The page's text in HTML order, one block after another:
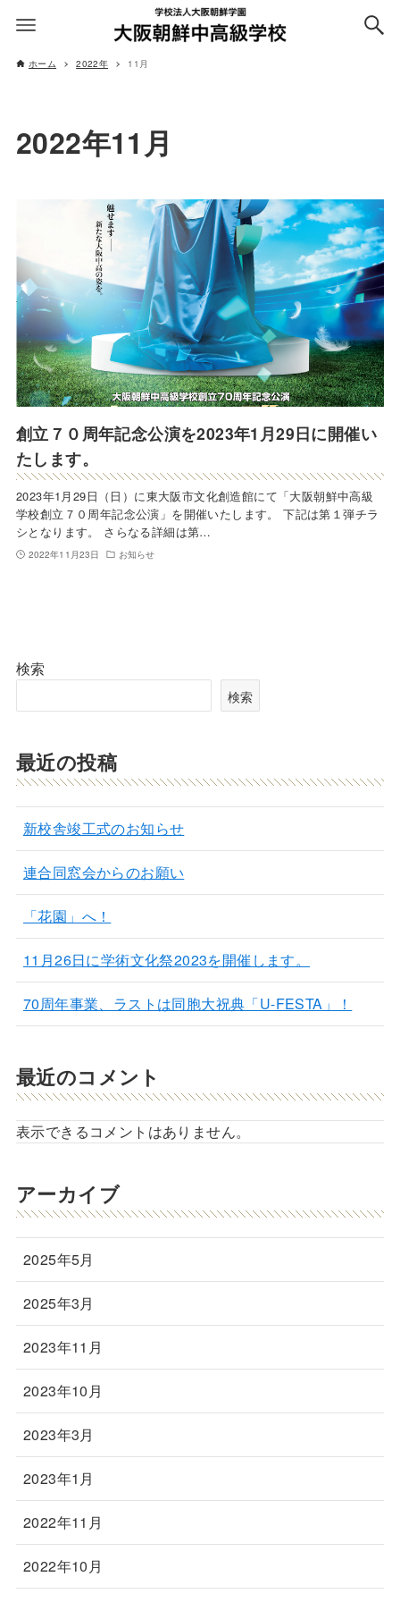
ホーム 2022年 11月
2022年11月
創立７０周年記念公演を2023年1月29日に開催い
たします。
2023年1月29日（日）に東大阪市文化創造館にて「大阪朝鮮中高級
学校創立７０周年記念公演」を開催いたします。 下記は第１弾チラ
シとなります。 さらなる詳細は第…
2022年11月23日 お知らせ
検索
検索
最近の投稿
新校舎竣工式のお知らせ
連合同窓会からのお願い
「花園」へ！
11月26日に学術文化祭2023を開催します。
70周年事業、ラストは同胞大祝典「U-FESTA」！
最近のコメント
表示できるコメントはありません。
アーカイブ
2025年5月
2025年3月
2023年11月
2023年10月
2023年3月
2023年1月
2022年11月
2022年10月